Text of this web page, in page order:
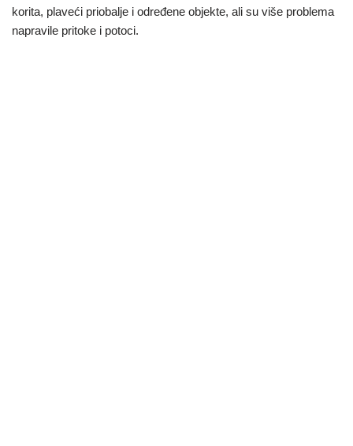
korita, plaveći priobalje i određene objekte, ali su više problema
napravile pritoke i potoci.